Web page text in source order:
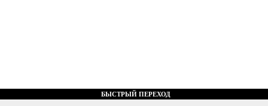
БЫСТРЫЙ ПЕРЕХОД